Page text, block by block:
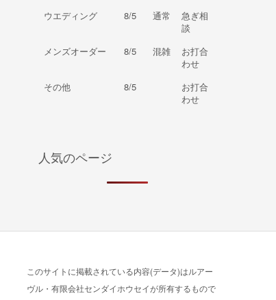
ウエディング
8/5 通常
急ぎ相
談
メンズオーダー
8/5 混雑
お打合
わせ
その他
8/5
お打合
わせ
人気のページ
このサイトに掲載されている内容(データ)はルアー
ヴル・有限会社センダイホウセイが所有するもので